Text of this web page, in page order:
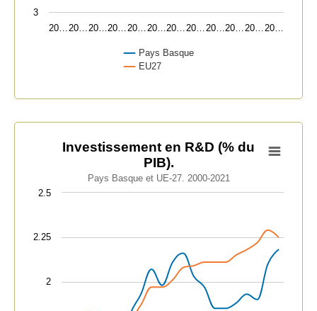
Pays Basque
EU27
20…20…20…20…20…20…20…20…20…20…20…20…
3
Investissement en R&D (% du PIB).
Pays Basque et UE-27. 2000-2021
The chart has 1 Y axis displaying values. Data ranges
Investissement en R&D (% du
PIB).
Pays Basque et UE-27. 2000-2021
2
2.25
2.5